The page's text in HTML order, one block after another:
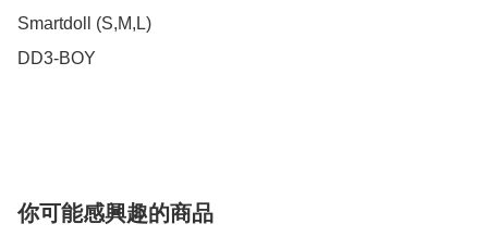
Smartdoll (S,M,L)
DD3-BOY
你可能感興趣的商品